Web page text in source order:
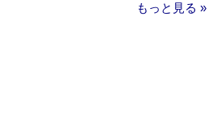
もっと見る »